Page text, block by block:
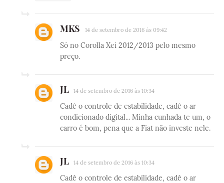
MKS 14 de setembro de 2016 às 09:42
Só no Corolla Xei 2012/2013 pelo mesmo
preço.
JL 14 de setembro de 2016 às 10:34
Cadê o controle de estabilidade, cadê o ar
condicionado digital... Minha cunhada te um, o
carro é bom, pena que a Fiat não investe nele.
JL 14 de setembro de 2016 às 10:34
Cadê o controle de estabilidade, cadê o ar